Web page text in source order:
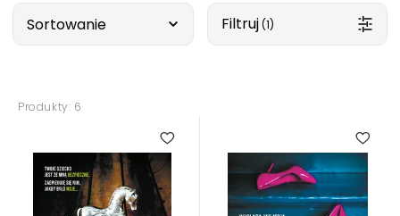
Sortowanie Filtruj (1)
Produkty: 6
4.75